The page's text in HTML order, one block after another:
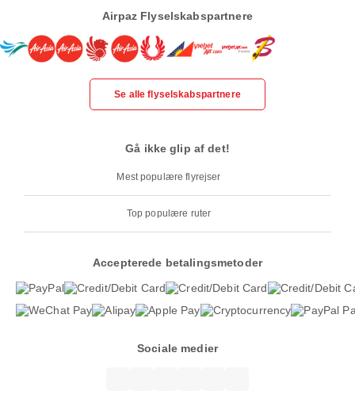
Airpaz Flyselskabspartnere
Se alle flyselskabspartnere
Gå ikke glip af det!
Mest populære flyrejser
Top populære ruter
Accepterede betalingsmetoder
Sociale medier